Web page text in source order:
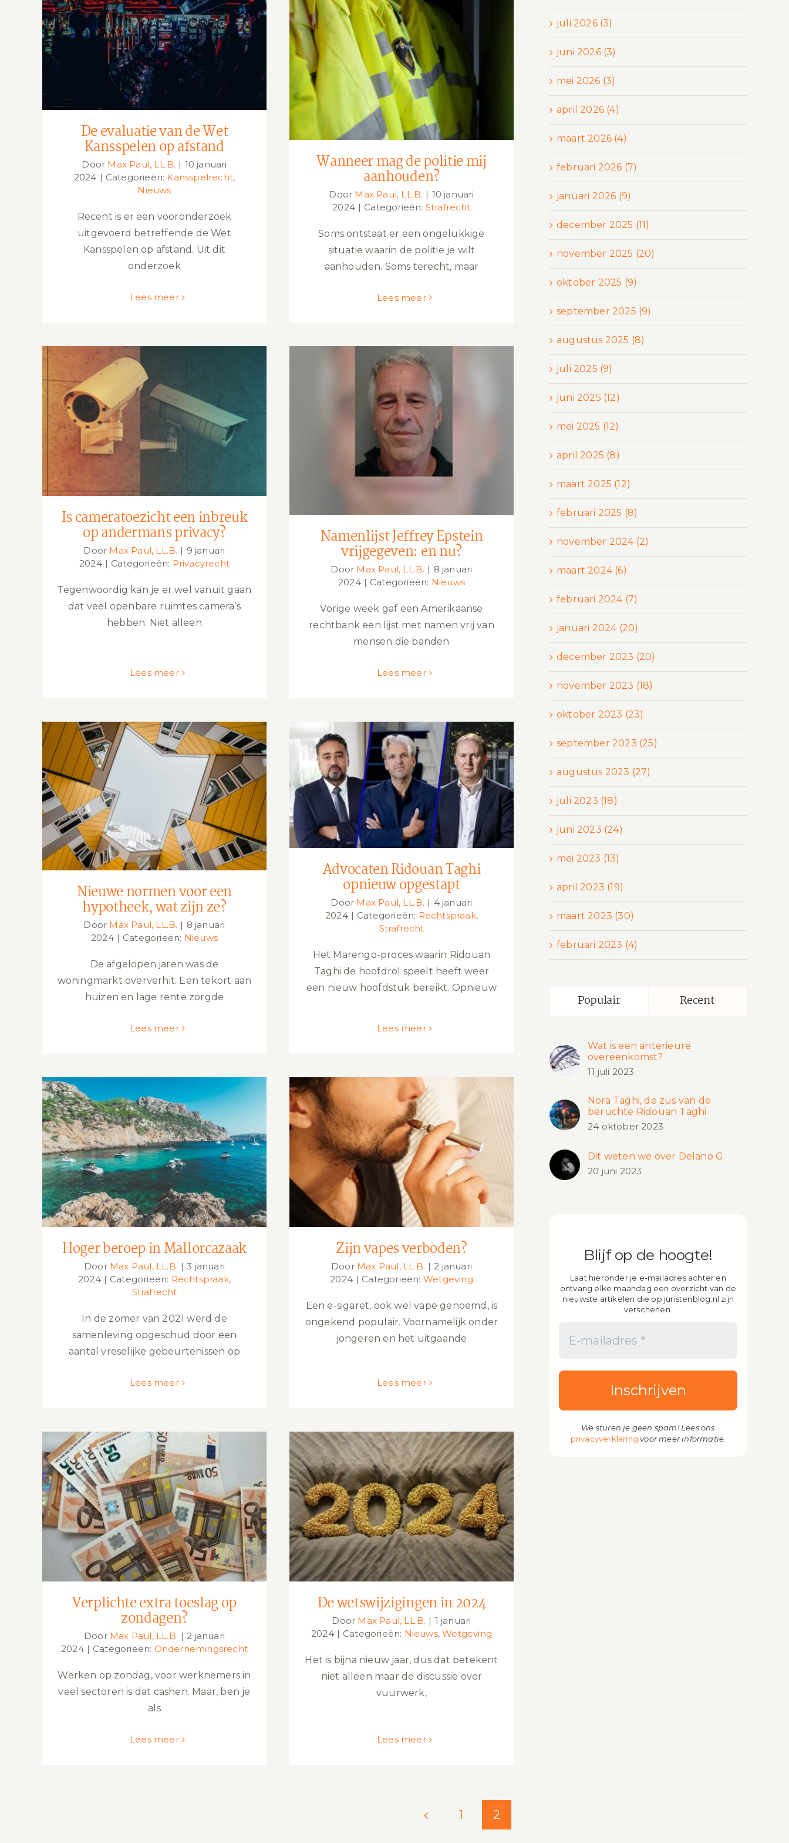
De evaluatie van de Wet Kansspelen
op afstand
De evaluatie van de Wet
Kansspelen op afstand
Door Max Paul, LL.B. | 10 januari
2024 | Categorieën: Kansspelrecht,
Nieuws
Recent is er een vooronderzoek
uitgevoerd betreffende de Wet
Kansspelen op afstand. Uit dit
onderzoek
Lees meer
Wanneer mag de politie mij
aanhouden?
Wanneer mag de politie mij
aanhouden?
Door Max Paul, LL.B. | 10 januari
2024 | Categorieën: Strafrecht
Soms ontstaat er een ongelukkige
situatie waarin de politie je wilt
aanhouden. Soms terecht, maar
Lees meer
Is cameratoezicht een inbreuk op
andermans privacy?
Is cameratoezicht een inbreuk
op andermans privacy?
Door Max Paul, LL.B. | 9 januari
2024 | Categorieën: Privacyrecht
Tegenwoordig kan je er wel vanuit gaan
dat veel openbare ruimtes camera’s
hebben. Niet alleen
Lees meer
Namenlijst Jeffrey Epstein
vrijgegeven: en nu?
Namenlijst Jeffrey Epstein
vrijgegeven: en nu?
Door Max Paul, LL.B. | 8 januari
2024 | Categorieën: Nieuws
Vorige week gaf een Amerikaanse
rechtbank een lijst met namen vrij van
mensen die banden
Lees meer
Nieuwe normen voor een hypotheek,
wat zijn ze?
Nieuwe normen voor een
hypotheek, wat zijn ze?
Door Max Paul, LL.B. | 8 januari
2024 | Categorieën: Nieuws
De afgelopen jaren was de
woningmarkt oververhit. Een tekort aan
huizen en lage rente zorgde
Lees meer
Advocaten Ridouan Taghi opnieuw
opgestapt
Advocaten Ridouan Taghi
opnieuw opgestapt
Door Max Paul, LL.B. | 4 januari
2024 | Categorieën: Rechtspraak,
Strafrecht
Het Marengo-proces waarin Ridouan
Taghi de hoofdrol speelt heeft weer
een nieuw hoofdstuk bereikt. Opnieuw
Lees meer
Hoger beroep in Mallorcazaak
Hoger beroep in Mallorcazaak
Door Max Paul, LL.B. | 3 januari
2024 | Categorieën: Rechtspraak,
Strafrecht
In de zomer van 2021 werd de
samenleving opgeschud door een
aantal vreselijke gebeurtenissen op
Lees meer
Zijn vapes verboden?
Zijn vapes verboden?
Door Max Paul, LL.B. | 2 januari
2024 | Categorieën: Wetgeving
Een e-sigaret, ook wel vape genoemd, is
ongekend populair. Voornamelijk onder
jongeren en het uitgaande
Lees meer
Verplichte extra toeslag op
zondagen?
Verplichte extra toeslag op
zondagen?
Door Max Paul, LL.B. | 2 januari
2024 | Categorieën: Ondernemingsrecht
Werken op zondag, voor werknemers in
veel sectoren is dat cashen. Maar, ben je
als
Lees meer
De wetswijzigingen in 2024
De wetswijzigingen in 2024
Door Max Paul, LL.B. | 1 januari
2024 | Categorieën: Nieuws,Wetgeving
Het is bijna nieuw jaar, dus dat betekent
niet alleen maar de discussie over
vuurwerk,
Lees meer
1 2
juli 2026 (3)
juni 2026 (3)
mei 2026 (3)
april 2026 (4)
maart 2026 (4)
februari 2026 (7)
januari 2026 (9)
december 2025 (11)
november 2025 (20)
oktober 2025 (9)
september 2025 (9)
augustus 2025 (8)
juli 2025 (9)
juni 2025 (12)
mei 2025 (12)
april 2025 (8)
maart 2025 (12)
februari 2025 (8)
november 2024 (2)
maart 2024 (6)
februari 2024 (7)
januari 2024 (20)
december 2023 (20)
november 2023 (18)
oktober 2023 (23)
september 2023 (25)
augustus 2023 (27)
juli 2023 (18)
juni 2023 (24)
mei 2023 (13)
april 2023 (19)
maart 2023 (30)
februari 2023 (4)
Populair Recent
Wat is een anterieure
overeenkomst?
11 juli 2023
Nora Taghi, de zus van de
beruchte Ridouan Taghi
24 oktober 2023
Dit weten we over Delano G.
20 juni 2023
Blijf op de hoogte!
Laat hieronder je e-mailadres achter en
ontvang elke maandag een overzicht van de
nieuwste artikelen die op juristenblog.nl zijn
verschenen.
We sturen je geen spam! Lees ons
privacyverklaring voor meer informatie.